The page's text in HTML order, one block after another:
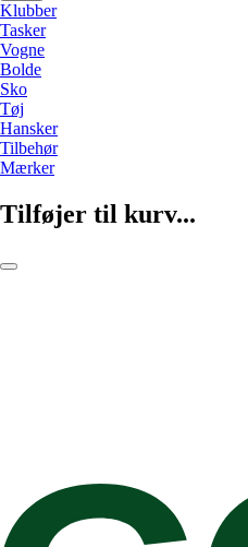
Klubber
Tasker
Vogne
Bolde
Sko
Tøj
Hansker
Tilbehør
Mærker
Tilføjer til kurv...